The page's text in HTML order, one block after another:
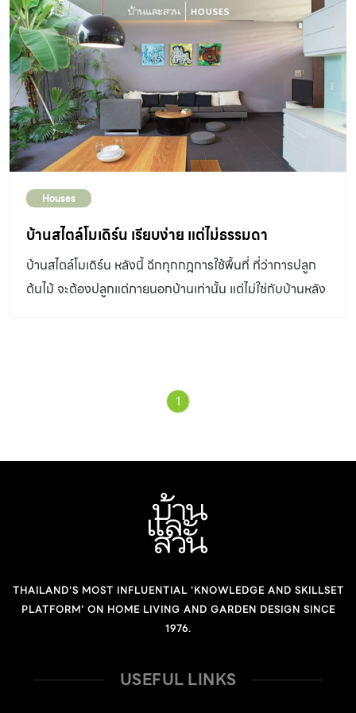
Houses
บ้านสไตล์โมเดิร์น เรียบง่าย แต่ไม่ธรรมดา
บ้านสไตล์โมเดิร์น หลังนี้ ฉีกทุกกฎการใช้พื้นที่ ที่ว่าการปลูก
ต้นไม้ จะต้องปลูกแต่ภายนอกบ้านเท่านั้น แต่ไม่ใช่กับบ้านหลัง
1
THAILAND'S MOST INFLUENTIAL 'KNOWLEDGE AND SKILLSET
PLATFORM' ON HOME LIVING AND GARDEN DESIGN SINCE
1976.
USEFUL LINKS